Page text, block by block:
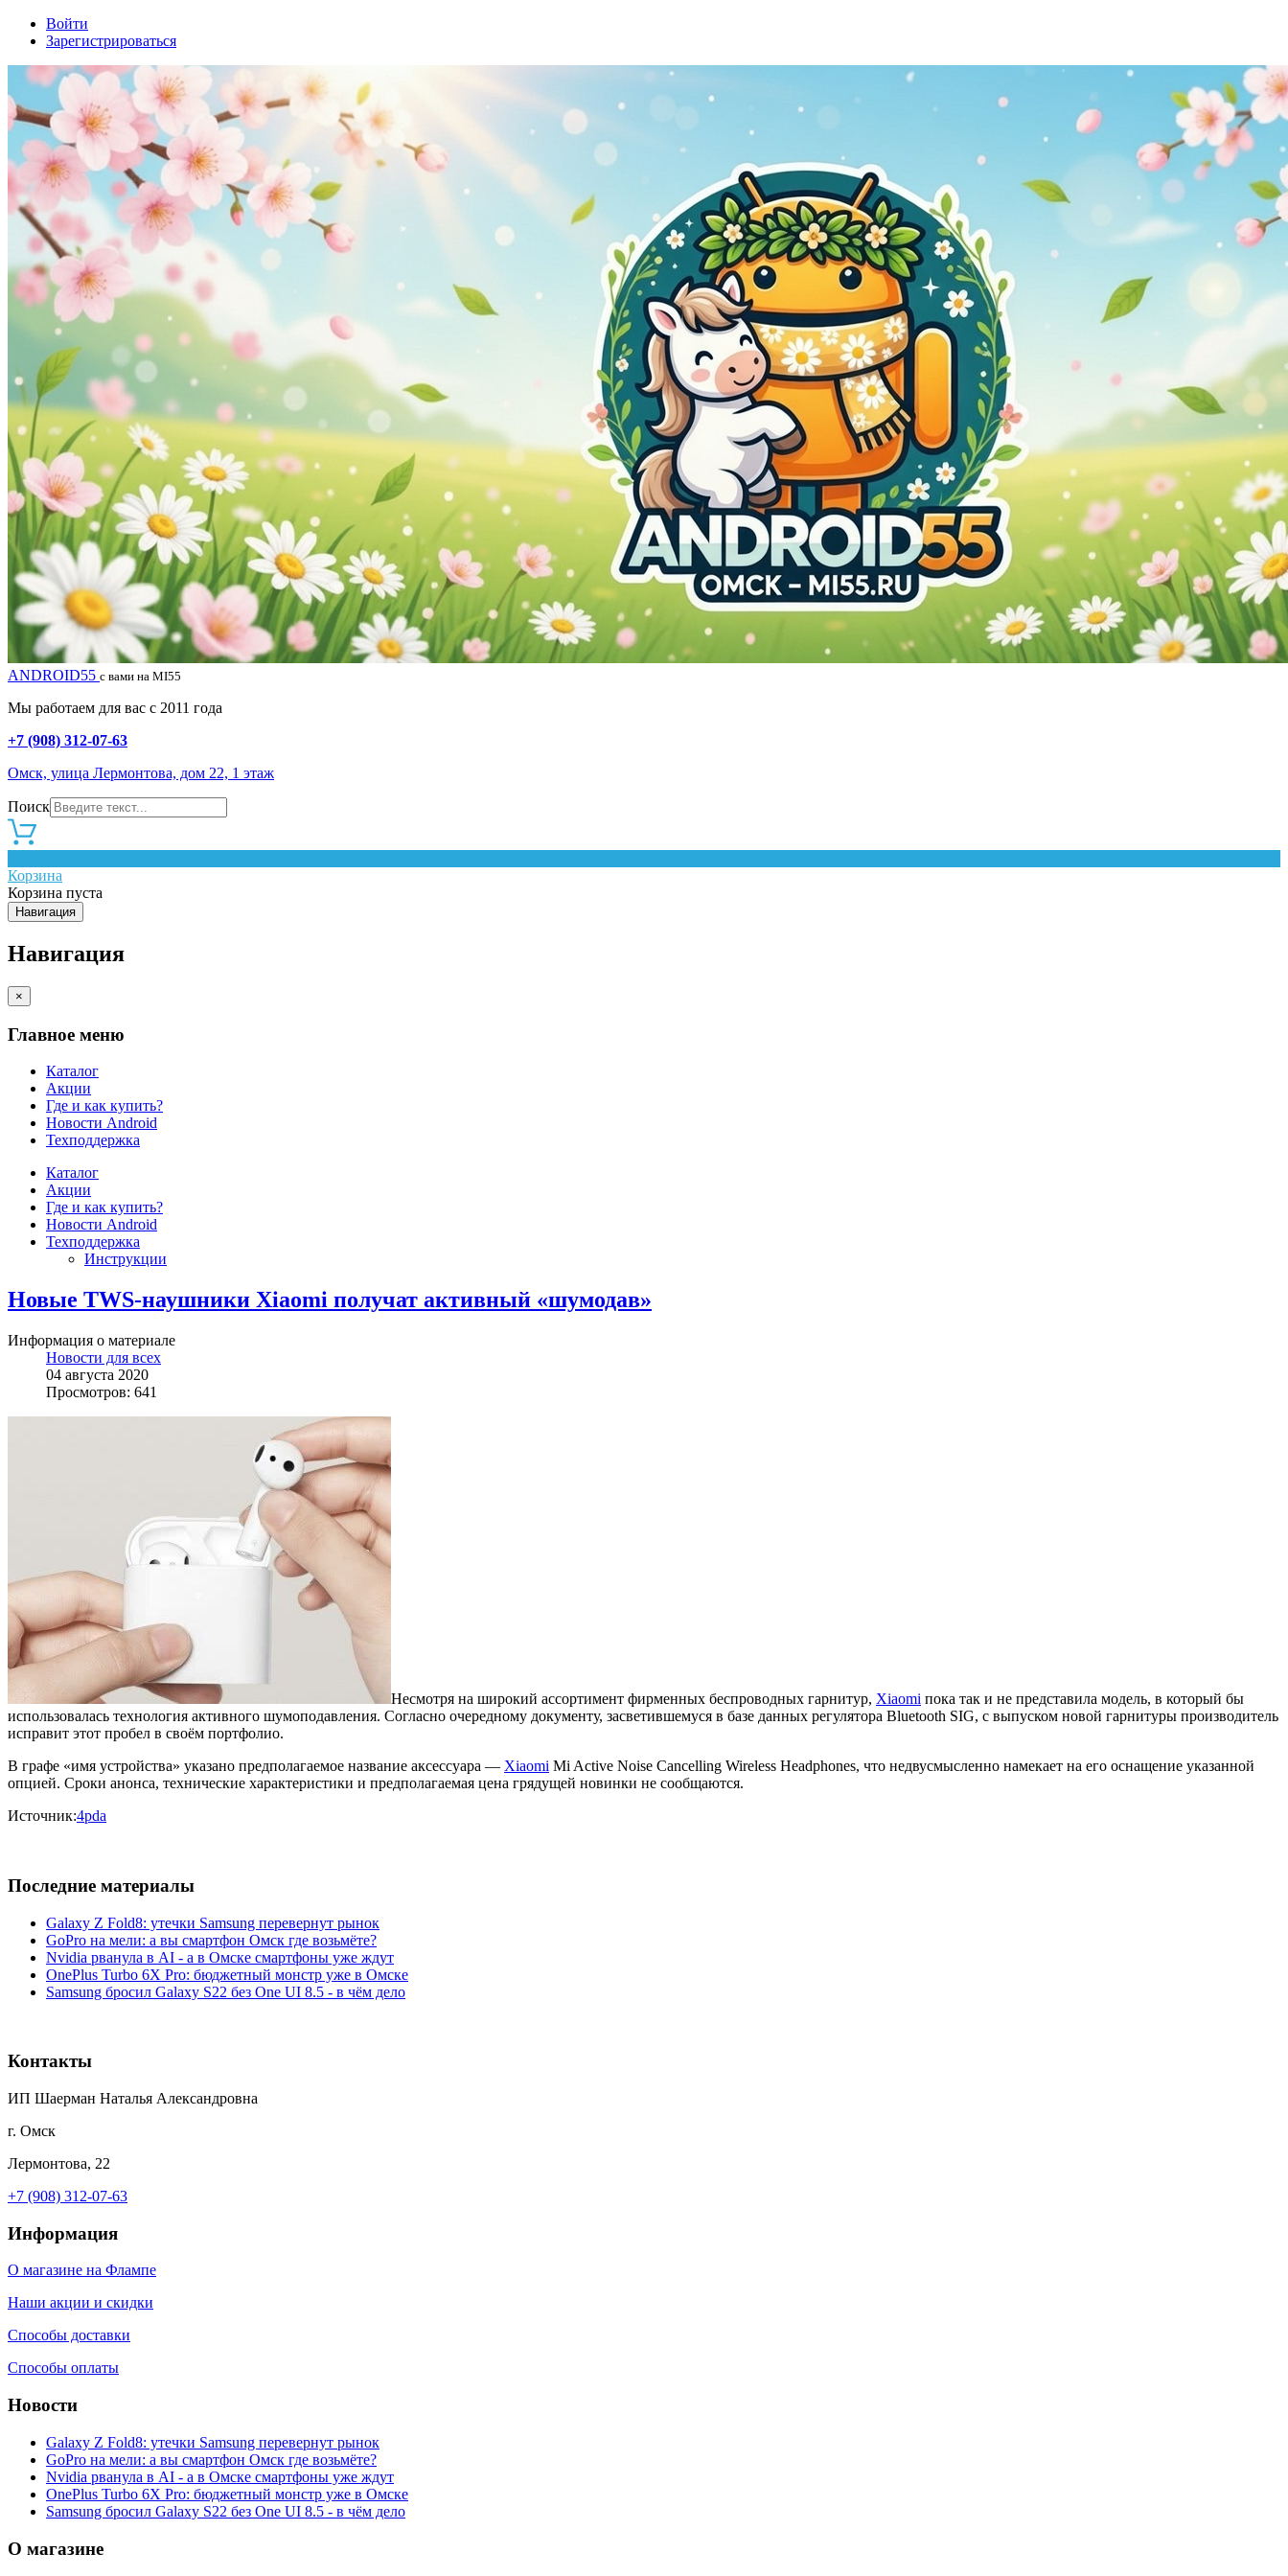
Войти
Зарегистрироваться
ANDROID55 с вами на MI55
Мы работаем для вас с 2011 года
+7 (908) 312-07-63
Омск, улица Лермонтова, дом 22, 1 этаж
Поиск
Корзина
Корзина пуста
Навигация
Навигация
×
Главное меню
Каталог
Акции
Где и как купить?
Новости Android
Техподдержка
Каталог
Акции
Где и как купить?
Новости Android
Техподдержка
Инструкции
Новые TWS-наушники Xiaomi получат активный «шумодав»
Информация о материале
Новости для всех
04 августа 2020
Просмотров: 641
Несмотря на широкий ассортимент фирменных беспроводных гарнитур, Xiaomi пока так и не представила модель, в который бы
использовалась технология активного шумоподавления. Согласно очередному документу, засветившемуся в базе данных регулятора Bluetooth SIG, с выпуском новой гарнитуры производитель
исправит этот пробел в своём портфолио.
В графе «имя устройства» указано предполагаемое название аксессуара — Xiaomi Mi Active Noise Cancelling Wireless Headphones, что недвусмысленно намекает на его оснащение указанной
опцией. Сроки анонса, технические характеристики и предполагаемая цена грядущей новинки не сообщаются.
Источник:4pda
Последние материалы
Galaxy Z Fold8: утечки Samsung перевернут рынок
GoPro на мели: а вы смартфон Омск где возьмёте?
Nvidia рванула в AI - а в Омске смартфоны уже ждут
OnePlus Turbo 6X Pro: бюджетный монстр уже в Омске
Samsung бросил Galaxy S22 без One UI 8.5 - в чём дело
Контакты
ИП Шаерман Наталья Александровна
г. Омск
Лермонтова, 22
+7 (908) 312-07-63
Информация
О магазине на Флампе
Наши акции и скидки
Способы доставки
Способы оплаты
Новости
Galaxy Z Fold8: утечки Samsung перевернут рынок
GoPro на мели: а вы смартфон Омск где возьмёте?
Nvidia рванула в AI - а в Омске смартфоны уже ждут
OnePlus Turbo 6X Pro: бюджетный монстр уже в Омске
Samsung бросил Galaxy S22 без One UI 8.5 - в чём дело
О магазине